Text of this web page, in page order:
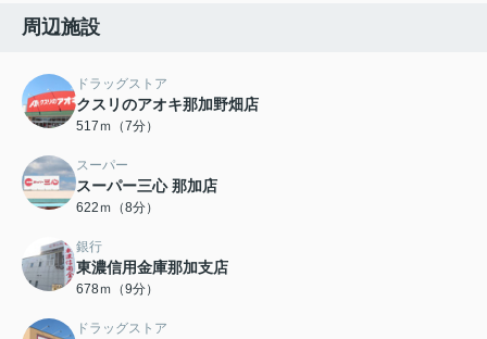
周辺施設
ドラッグストア
クスリのアオキ那加野畑店
517ｍ（7分）
スーパー
スーパー三心 那加店
622ｍ（8分）
銀行
東濃信用金庫那加支店
678ｍ（9分）
ドラッグストア